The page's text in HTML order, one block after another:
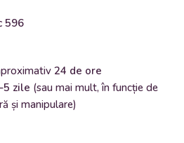
596
24 de ore
zile (sau mai mult, în funcție de
și manipulare)